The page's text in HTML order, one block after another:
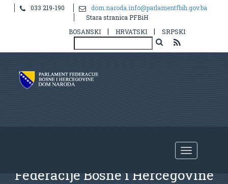
033 219-190
dom.naroda.info@parlamentfbih.gov.ba
Stara stranica PFBiH
BOSANSKI
| HRVATSKI | SRPSKI
Doma naroda Parlamenta
Federacije Bosne i Hercegovine